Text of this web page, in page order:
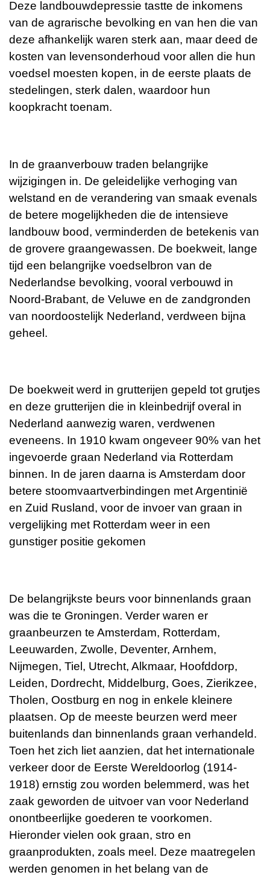
Deze landbouwdepressie tastte de inkomens
van de agrarische bevolking en van hen die van
deze afhankelijk waren sterk aan, maar deed de
kosten van levensonderhoud voor allen die hun
voedsel moesten kopen, in de eerste plaats de
stedelingen, sterk dalen, waardoor hun
koopkracht toenam.
In de graanverbouw traden belangrijke
wijzigingen in. De geleidelijke verhoging van
welstand en de verandering van smaak evenals
de betere mogelijkheden die de intensieve
landbouw bood, verminderden de betekenis van
de grovere graangewassen. De boekweit, lange
tijd een belangrijke voedselbron van de
Nederlandse bevolking, vooral verbouwd in
Noord-Brabant, de Veluwe en de zandgronden
van noordoostelijk Nederland, verdween bijna
geheel.
De boekweit werd in grutterijen gepeld tot grutjes
en deze grutterijen die in kleinbedrijf overal in
Nederland aanwezig waren, verdwenen
eveneens. In 1910 kwam ongeveer 90% van het
ingevoerde graan Nederland via Rotterdam
binnen. In de jaren daarna is Amsterdam door
betere stoomvaartverbindingen met Argentinië
en Zuid Rusland, voor de invoer van graan in
vergelijking met Rotterdam weer in een
gunstiger positie gekomen
De belangrijkste beurs voor binnenlands graan
was die te Groningen. Verder waren er
graanbeurzen te Amsterdam, Rotterdam,
Leeuwarden, Zwolle, Deventer, Arnhem,
Nijmegen, Tiel, Utrecht, Alkmaar, Hoofddorp,
Leiden, Dordrecht, Middelburg, Goes, Zierikzee,
Tholen, Oostburg en nog in enkele kleinere
plaatsen. Op de meeste beurzen werd meer
buitenlands dan binnenlands graan verhandeld.
Toen het zich liet aanzien, dat het internationale
verkeer door de Eerste Wereldoorlog (1914-
1918) ernstig zou worden belemmerd, was het
zaak geworden de uitvoer van voor Nederland
onontbeerlijke goederen te voorkomen.
Hieronder vielen ook graan, stro en
graanprodukten, zoals meel. Deze maatregelen
werden genomen in het belang van de